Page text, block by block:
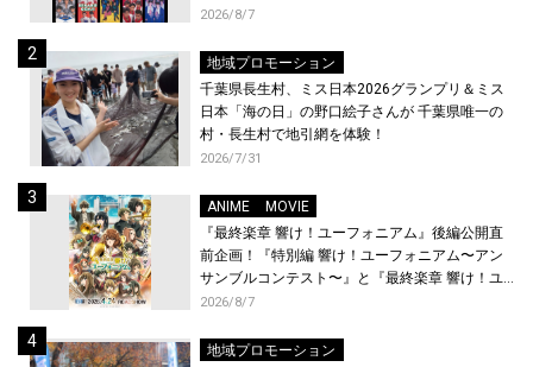
2026/8/7
地域プロモーション
千葉県長生村、ミス日本2026グランプリ＆ミス
日本「海の日」の野口絵子さんが 千葉県唯一の
村・長生村で地引網を体験！
2026/7/31
ANIME
MOVIE
『最終楽章 響け！ユーフォニアム』後編公開直
前企画！『特別編 響け！ユーフォニアム〜アン
サンブルコンテスト〜』と『最終楽章 響け！ユ
ーフォニアム』前編の一挙上映が決定！
2026/8/7
地域プロモーション